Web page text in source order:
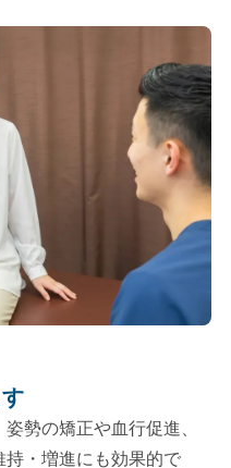
勢の矯正や血行促進、
持・増進にも効果的で